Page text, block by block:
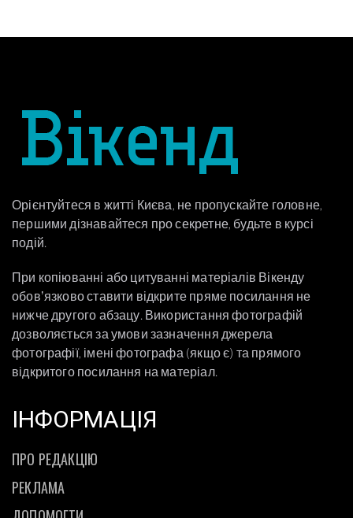
Орієнтуйтеся в житті Києва, не пропускайте головне,
першими дізнавайтеся про секретне, будьте в курсі
подій.
При копіюванні або цитуванні матеріалів Вікенду
обовʼязково ставити відкрите пряме посилання не
нижче другого абзацу. Використання фотографій
дозволяється за умови зазначення джерела
фотографії, імені фотографа (якщо є) та прямого
відкритого посилання на матеріал.
ІНФОРМАЦІЯ
ПРО РЕДАКЦІЮ
РЕКЛАМА